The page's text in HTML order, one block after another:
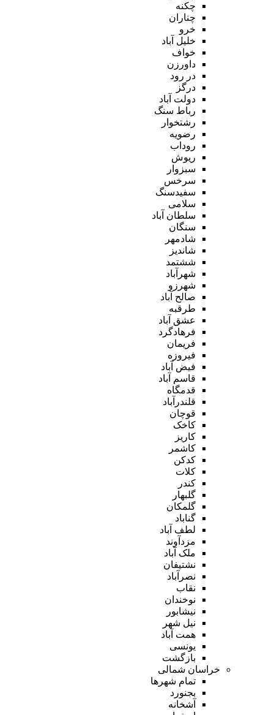
چکنه
چناران
خرو
خلیل آباد
خواف
داورزن
در رود
درگز
دولت آباد
رباط سنگ
رشتخوار
رضویه
روداب
ریوش
سبزوار
سرخس
سفیدسنگ
سلامی
سلطان آباد
سنگان
شادمهر
شاندیز
ششتمد
شهرآباد
شهرزو
صالح آباد
طرقبه
عشق آباد
فرهادگرد
فریمان
فیروزه
فیض آباد
قاسم آباد
قدمگاه
قلندرآباد
قوچان
کاخک
کاریز
کاشمر
کدکن
کلات
کندر
گلبهار
گلمکان
گناباد
لطف آباد
مزدآوند
ملک آباد
نشتیفان
نصرآباد
نقاب
نوخندان
نیشابور
نیل شهر
همت آباد
یونسی
بازگشت
خراسان شمالی
تمام شهر‌ها
بجنورد
آشخانه